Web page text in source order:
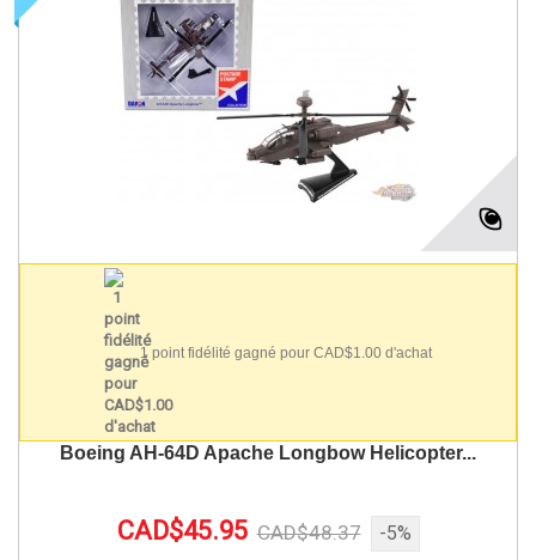
1 point fidélité gagné pour CAD$1.00 d'achat
Boeing AH-64D Apache Longbow Helicopter...
CAD$45.95 CAD$48.37 -5%